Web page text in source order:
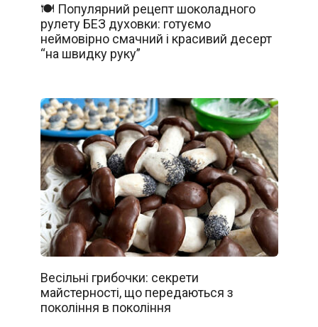
🍽️ Популярний рецепт шоколадного
рулету БЕЗ духовки: готуємо
неймовірно смачний і красивий десерт
“на швидку руку”
Весільні грибочки: секрети
майстерності, що передаються з
покоління в покоління